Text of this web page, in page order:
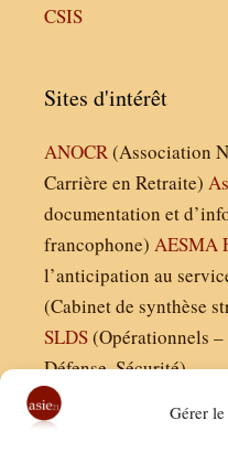
Gérer
CSIS
Sites d'intérêt
ANOCR(Association
Carrière en Retraite)
documentation et
francophone) AESMA
l’anticipation au
(Cabinet de synthèse
SLDS(Opérationnels
Défense, Sécurité)